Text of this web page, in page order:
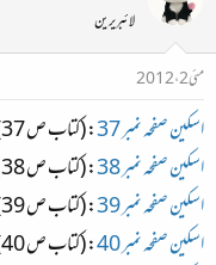
لائبریرین
مئی 2، 2012
اسکین صفحہ نمبر 37 : (کتاب ص 37) :
اسکین صفحہ نمبر 38
: (کتاب ص 38 ) :
اسکین صفحہ نمبر 39
: (کتاب ص 39) :
اسکین صفحہ نمبر 40
: (کتاب ص 40) :